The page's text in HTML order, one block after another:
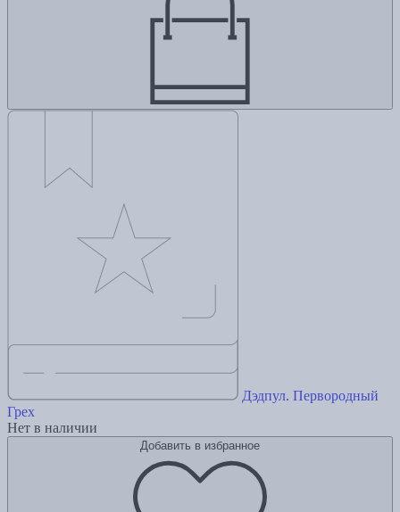
Дэдпул. Первородный
Грех
Нет в наличии
Добавить в избранное